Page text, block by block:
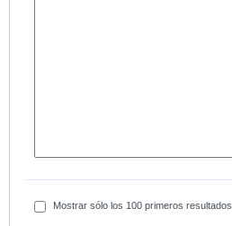
Mostrar sólo los 100 primeros resultados